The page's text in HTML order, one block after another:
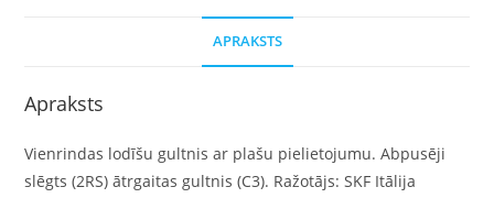
APRAKSTS
Apraksts
Vienrindas lodīšu gultnis ar plašu pielietojumu. Abpusēji
slēgts (2RS) ātrgaitas gultnis (C3). Ražotājs: SKF Itālija